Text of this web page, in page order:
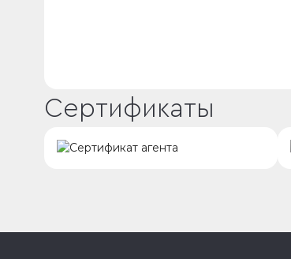
Сертификаты